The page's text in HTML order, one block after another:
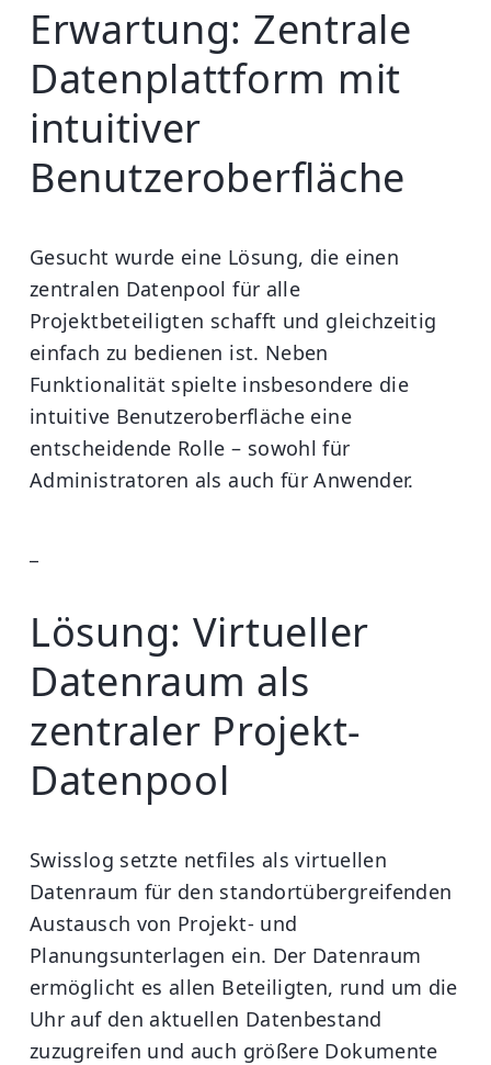
Erwartung: Zentrale
Datenplattform mit
intuitiver
Benutzeroberfläche
Gesucht wurde eine Lösung, die einen
zentralen Datenpool für alle
Projektbeteiligten schafft und gleichzeitig
einfach zu bedienen ist. Neben
Funktionalität spielte insbesondere die
intuitive Benutzeroberfläche eine
entscheidende Rolle – sowohl für
Administratoren als auch für Anwender.
Lösung: Virtueller
Datenraum als
zentraler Projekt-
Datenpool
Swisslog setzte netfiles als virtuellen
Datenraum für den standortübergreifenden
Austausch von Projekt- und
Planungsunterlagen ein. Der Datenraum
ermöglicht es allen Beteiligten, rund um die
Uhr auf den aktuellen Datenbestand
zuzugreifen und auch größere Dokumente